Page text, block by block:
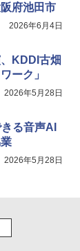
府池田市
2026年6月4日
KDDI古畑
ーク」
2026年5月28日
る音声AI
2026年5月28日